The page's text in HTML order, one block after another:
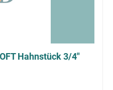
Hahnstück 3/4"